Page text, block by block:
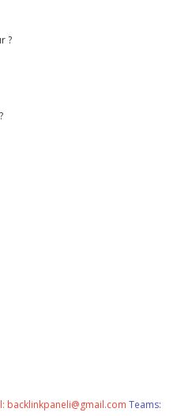
?
backlinkpaneli@gmail.com Teams: